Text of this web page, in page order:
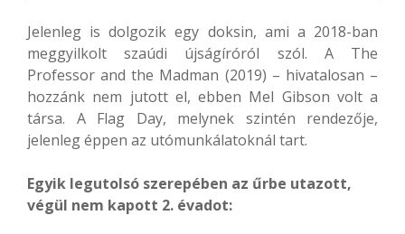
Jelenleg is dolgozik egy doksin, ami a 2018-ban
meggyilkolt szaúdi újságíróról szól. A The
Professor and the Madman (2019) – hivatalosan –
hozzánk nem jutott el, ebben Mel Gibson volt a
társa. A Flag Day, melynek szintén rendezője,
jelenleg éppen az utómunkálatoknál tart.
Egyik legutolsó szerepében az űrbe utazott,
végül nem kapott 2. évadot: